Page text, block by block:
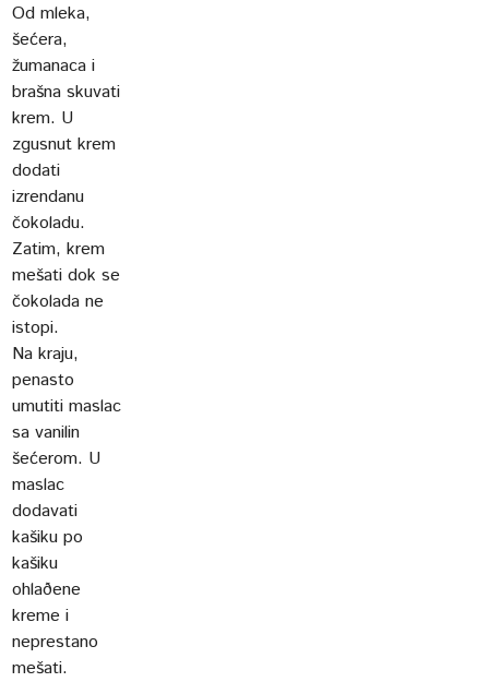
Od mleka,
šećera,
žumanaca i
brašna skuvati
krem. U
zgusnut krem
dodati
izrendanu
čokoladu.
Zatim, krem
mešati dok se
čokolada ne
istopi.
Na kraju,
penasto
umutiti maslac
sa vanilin
šećerom. U
maslac
dodavati
kašiku po
kašiku
ohlaðene
kreme i
neprestano
mešati.